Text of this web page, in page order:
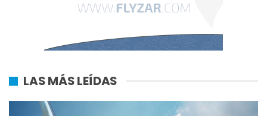
LAS MÁS LEÍDAS